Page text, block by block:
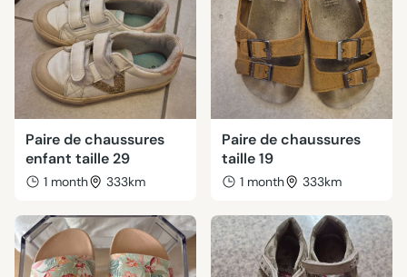
Paire de chaussures
enfant taille 29
1 month 333km
Paire de chaussures
taille 19
1 month 333km